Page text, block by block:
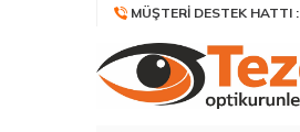
MÜŞTERI DESTEK HATTI :